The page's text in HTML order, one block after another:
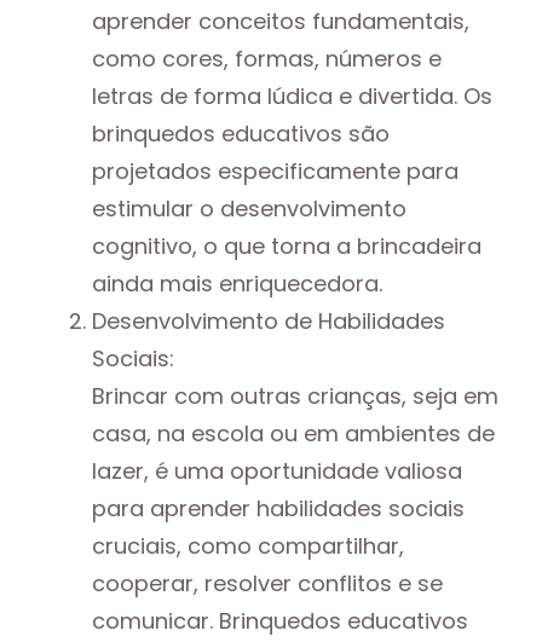
aprender conceitos fundamentais,
como cores, formas, números e
letras de forma lúdica e divertida. Os
brinquedos educativos são
projetados especificamente para
estimular o desenvolvimento
cognitivo, o que torna a brincadeira
ainda mais enriquecedora.
Desenvolvimento de Habilidades
Sociais:
Brincar com outras crianças, seja em
casa, na escola ou em ambientes de
lazer, é uma oportunidade valiosa
para aprender habilidades sociais
cruciais, como compartilhar,
cooperar, resolver conflitos e se
comunicar. Brinquedos educativos